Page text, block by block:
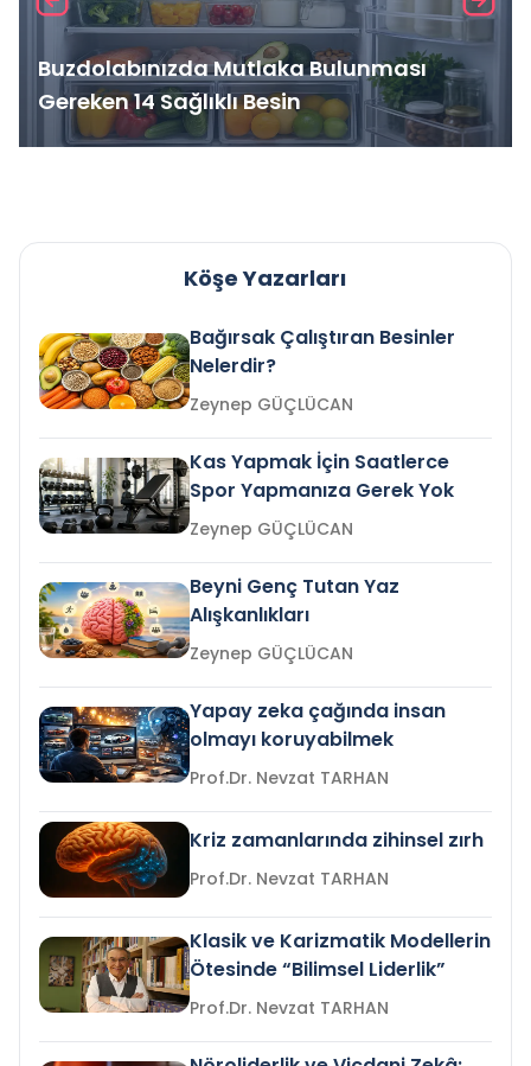
Buzdolabınızda Mutlaka Bulunması
Gereken 14 Sağlıklı Besin
Köşe Yazarları
Bağırsak Çalıştıran Besinler
Nelerdir?
Zeynep GÜÇLÜCAN
Kas Yapmak İçin Saatlerce
Spor Yapmanıza Gerek Yok
Zeynep GÜÇLÜCAN
Beyni Genç Tutan Yaz
Alışkanlıkları
Zeynep GÜÇLÜCAN
Yapay zeka çağında insan
olmayı koruyabilmek
Prof.Dr. Nevzat TARHAN
Kriz zamanlarında zihinsel zırh
Prof.Dr. Nevzat TARHAN
Klasik ve Karizmatik Modellerin
Ötesinde “Bilimsel Liderlik”
Prof.Dr. Nevzat TARHAN